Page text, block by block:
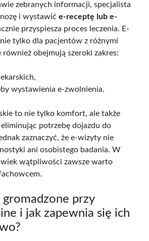
zebranych informacji, specjalista
i wystawić e-receptę lub e-
przyspiesza proces leczenia. E-
tylko dla pacjentów z różnymi
obejmują szeroki zakres:
wystawienia e-zwolnienia.
to nie tylko komfort, ale także
eliminując potrzebę dojazdu do
zaznaczyć, że e-wizyty nie
ani osobistego badania. W
wątpliwości zawsze warto
gromadzone przy
i jak zapewnia się ich